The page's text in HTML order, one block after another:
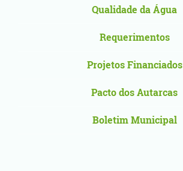
Qualidade da Água
Requerimentos
Projetos Financiados
Pacto dos Autarcas
Boletim Municipal